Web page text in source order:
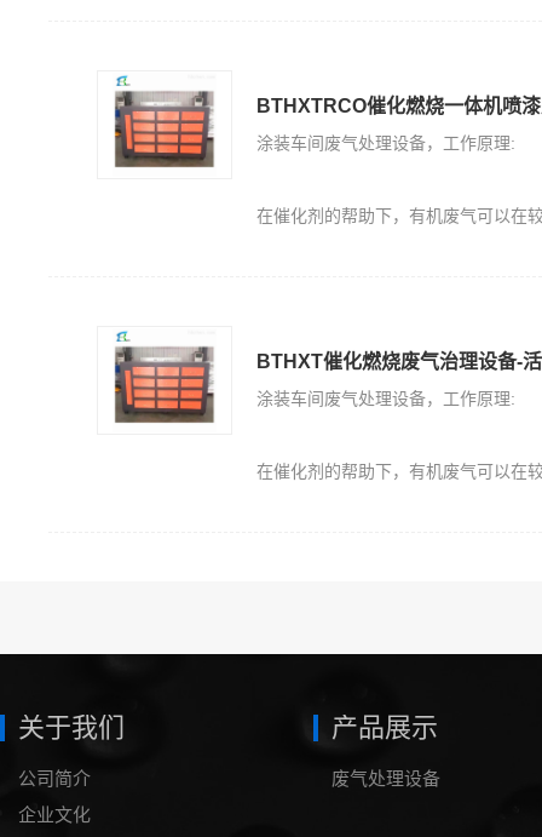
BTHXTRCO催化燃烧一体机喷
涂装车间废气处理设备，工作原理:
在催化剂的帮助下，有机废气可以在较低的点火温度下无焰燃烧，有机废气可以分解成无毒的
BTHXT催化燃烧废气治理设备-
涂装车间废气处理设备，工作原理:
在催化剂的帮助下，有机废气可以在较低的点火温度下无焰燃烧，有机废气可以分解成无毒的
关于我们
公司简介
企业文化
产品展示
废气处理设备